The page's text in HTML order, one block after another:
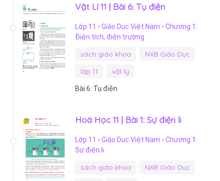
Vật Lí 11 | Bài 6: Tụ điện
Lớp 11 - Giáo Dục Việt Nam - Chương 1:
Điện tích, điện trường
sách giáo khoa
NXB Giáo Dục
lớp 11
vật lý
Bài 6: Tụ điện
Hoá Học 11 | Bài 1: Sự điện li
Lớp 11 - Giáo Dục Việt Nam - Chương 1:
Sự điện li
sách giáo khoa
NXB Giáo Dục